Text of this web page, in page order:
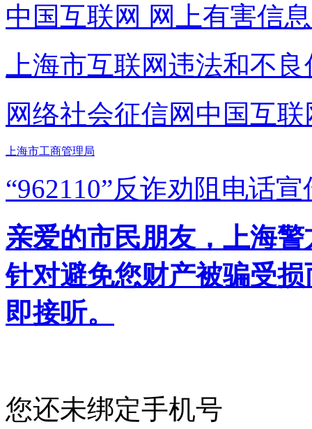
中国互联网 网上有害信
上海市互联网违法和不
网络社会征信网 中国互
上海市工商管理局
“962110”反诈劝阻电话宣
亲爱的市民朋友，上海
针对避免您财产被骗受
即接听。
您还未绑定手机号